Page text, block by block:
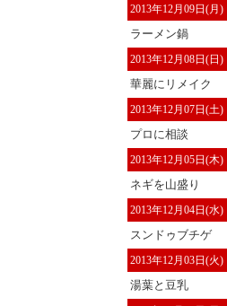
2013年12月09日(月)
ラーメン鍋
2013年12月08日(日)
華麗にリメイク
2013年12月07日(土)
プロに相談
2013年12月05日(木)
ネギを山盛り
2013年12月04日(水)
スンドゥブチゲ
2013年12月03日(火)
湯葉と豆乳